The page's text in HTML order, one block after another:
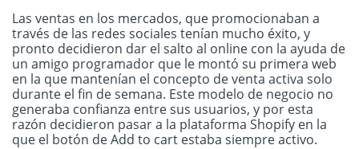
Las ventas en los mercados, que promocionaban a
través de las redes sociales tenían mucho éxito, y
pronto decidieron dar el salto al online con la ayuda de
un amigo programador que le montó su primera web
en la que mantenían el concepto de venta activa solo
durante el fin de semana. Este modelo de negocio no
generaba confianza entre sus usuarios, y por esta
razón decidieron pasar a la plataforma Shopify en la
que el botón de Add to cart estaba siempre activo.